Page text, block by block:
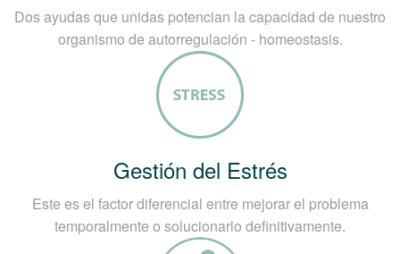
Dos ayudas que unidas potencian la capacidad de nuestro
organismo de autorregulación - homeostasis.
Gestión del Estrés
Este es el factor diferencial entre mejorar el problema
temporalmente o solucionarlo definitivamente.